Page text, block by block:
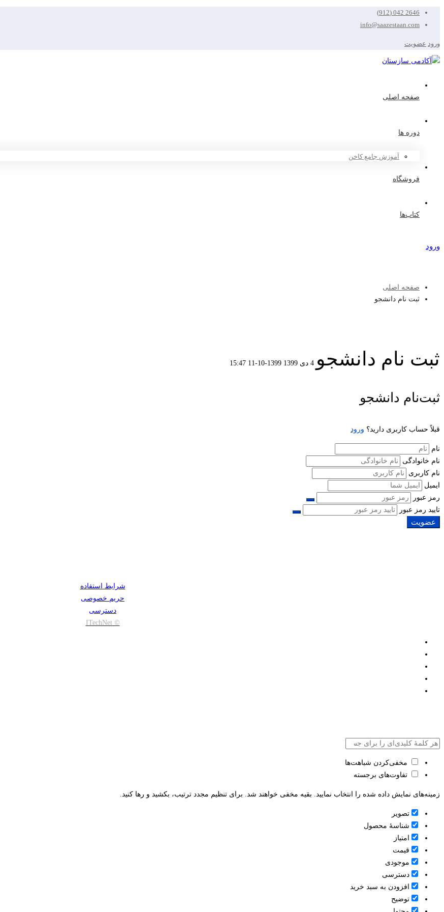
2646 042 (912)
info@saazestaan.com
ورود عضویت
صفحه اصلی
دوره ها
آموزش جامع کاخن
فروشگاه
کتاب‌ها
ورود
صفحه اصلی
ثبت نام دانشجو
ثبت نام دانشجو 4 دی 1399 1399-10-11 15:47
ثبت
نام
دانشجو
ثبت‌نام دانشجو
قبلاً حساب کاربری دارید؟ ورود
نام
نام خانوادگی
نام کاربری
ایمیل
رمز عبور
تایید رمز عبور
عضویت
شرایط استفاده
حریم خصوصی
دسترسی
© ITechNet
مخفی‌کردن شباهت‌ها
تفاوت‌های برجسته
زمینه‌های نمایش داده شده را انتخاب نمایید. بقیه مخفی خواهند شد. برای تنظیم مجدد ترتیب، بکشید و رها کنید.
تصویر
شناسۀ محصول
امتیاز
قيمت
موجودی
دسترسی
افزودن به سبد خرید
توضیح